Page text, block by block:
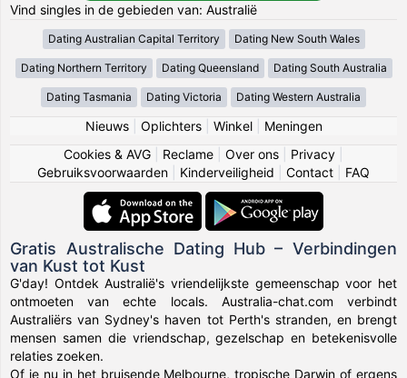
Vind singles in de gebieden van: Australië
Dating Australian Capital Territory Dating New South Wales
Dating Northern Territory Dating Queensland Dating South Australia
Dating Tasmania Dating Victoria Dating Western Australia
Nieuws| Oplichters| Winkel| Meningen
Cookies & AVG
Reclame Over ons Privacy
Gebruiksvoorwaarden
Kinderveiligheid Contact FAQ
Gratis Australische Dating Hub – Verbindingen
van Kust tot Kust
G'day! Ontdek Australië's vriendelijkste gemeenschap voor het
ontmoeten van echte locals. Australia-chat.com verbindt
Australiërs van Sydney's haven tot Perth's stranden, en brengt
mensen samen die vriendschap, gezelschap en betekenisvolle
relaties zoeken.
Of je nu in het bruisende Melbourne, tropische Darwin of ergens